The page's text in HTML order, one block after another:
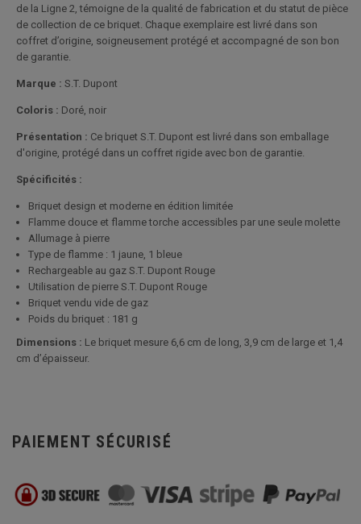
de la Ligne 2, témoigne de la qualité de fabrication et du statut de pièce
de collection de ce briquet. Chaque exemplaire est livré dans son
coffret d’origine, soigneusement protégé et accompagné de son bon
de garantie.
Marque : S.T. Dupont
Coloris : Doré, noir
Présentation : Ce briquet S.T. Dupont est livré dans son emballage
d'origine, protégé dans un coffret rigide avec bon de garantie.
Spécificités :
Briquet design et moderne en édition limitée
Flamme douce et flamme torche accessibles par une seule molette
Allumage à pierre
Type de flamme : 1 jaune, 1 bleue
Rechargeable au gaz S.T. Dupont Rouge
Utilisation de pierre S.T. Dupont Rouge
Briquet vendu vide de gaz
Poids du briquet : 181 g
Dimensions : Le briquet mesure 6,6 cm de long, 3,9 cm de large et 1,4
cm d’épaisseur.
PAIEMENT SÉCURISÉ